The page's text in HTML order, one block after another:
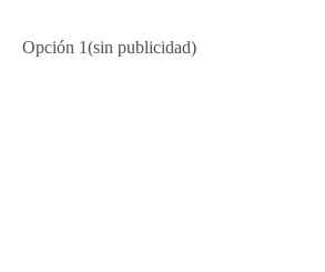
Opción 1(sin publicidad)